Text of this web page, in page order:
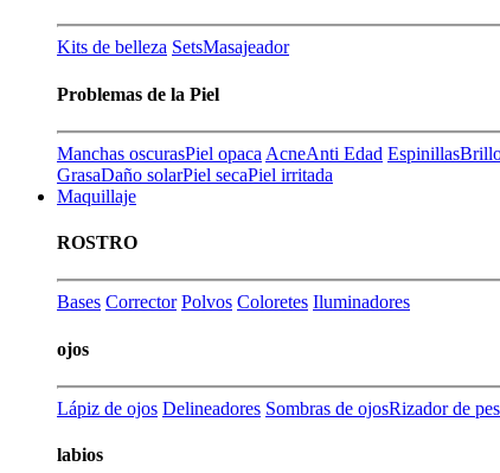
Kits de belleza SetsMasajeador
Problemas de la Piel
Manchas oscurasPiel opaca AcneAnti Edad Espinillas
GrasaDaño solarPiel secaPiel irritada
Maquillaje
ROSTRO
Bases Corrector Polvos Coloretes Iluminadores
ojos
Lápiz de ojos Delineadores Sombras de ojosRizador de
labios